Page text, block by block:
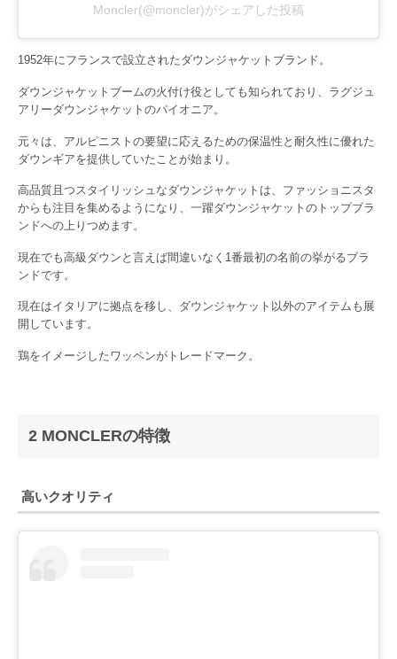
Moncler(@moncler)がシェアした投稿
1952年にフランスで設立されたダウンジャケットブランド。
ダウンジャケットブームの火付け役としても知られており、ラグジュ
アリーダウンジャケットのパイオニア。
元々は、アルピニストの要望に応えるための保温性と耐久性に優れた
ダウンギアを提供していたことが始まり。
高品質且つスタイリッシュなダウンジャケットは、ファッショニスタ
からも注目を集めるようになり、一躍ダウンジャケットのトップブラ
ンドへの上りつめます。
現在でも高級ダウンと言えば間違いなく1番最初の名前の挙がるブラ
ンドです。
現在はイタリアに拠点を移し、ダウンジャケット以外のアイテムも展
開しています。
鶏をイメージしたワッペンがトレードマーク。
2 MONCLERの特徴
高いクオリティ